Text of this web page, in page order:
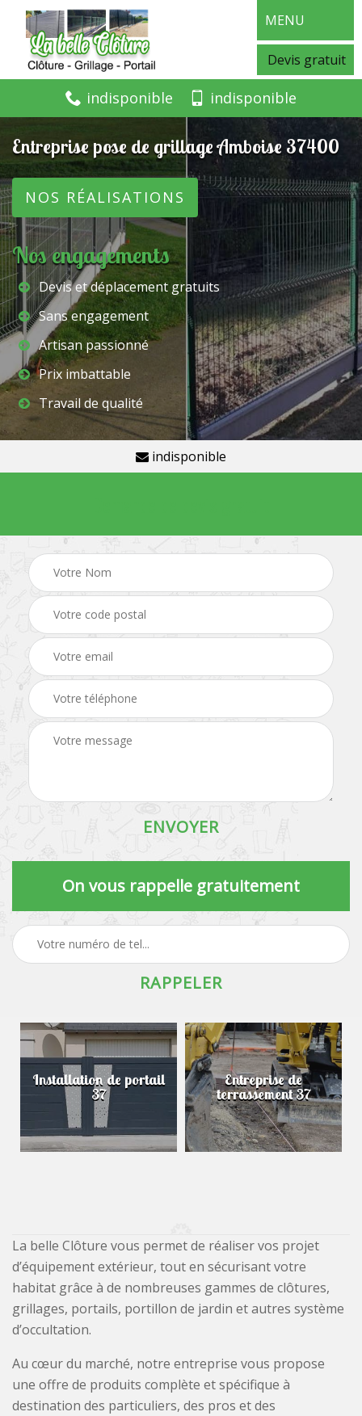
MENU
Devis gratuit
indisponible indisponible
Entreprise pose de grillage Amboise 37400
NOS RÉALISATIONS
Nos engagements
Devis et déplacement gratuits
Sans engagement
Artisan passionné
Prix imbattable
Travail de qualité
indisponible
On vous rappelle gratuitement
Installation de portail
37
Entreprise de
terrassement 37
La belle Clôture vous permet de réaliser vos projet
d’équipement extérieur, tout en sécurisant votre
habitat grâce à de nombreuses gammes de clôtures,
grillages, portails, portillon de jardin et autres système
d’occultation.
Au cœur du marché, notre entreprise vous propose
une offre de produits complète et spécifique à
destination des particuliers, des pros et des